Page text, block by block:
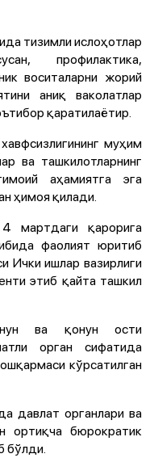
тизимли ислоҳотлар
профилактика,
воситаларни жорий
аниқ ваколатлар
қаратилаётир.
муҳим
ва ташкилотларнинг
аҳамиятга эга
ҳимоя қилади.
мартдаги қарорига
фаолият юритиб
Ички ишлар вазирлиги
этиб қайта ташкил
ва қонун ости
орган сифатида
кўрсатилган
давлат органлари ва
ортиқча бюрократик
бўлди.